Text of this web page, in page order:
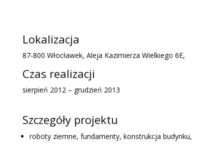
Lokalizacja
87-800 Włocławek, Aleja Kazimierza Wielkiego 6E,
Czas realizacji
sierpień 2012 – grudzień 2013
Szczegóły projektu
roboty ziemne, fundamenty, konstrukcja budynku,